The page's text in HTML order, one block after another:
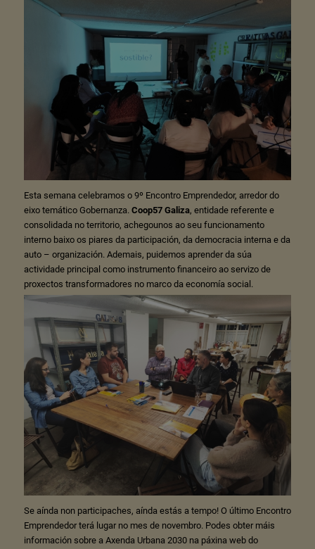
Esta semana celebramos o 9º Encontro Emprendedor, arredor do
eixo temático Gobernanza. Coop57 Galiza, entidade referente e
consolidada no territorio, achegounos ao seu funcionamento
interno baixo os piares da participación, da democracia interna e da
auto – organización. Ademais, puidemos aprender da súa
actividade principal como instrumento financeiro ao servizo de
proxectos transformadores no marco da economía social.
Se aínda non participaches, aínda estás a tempo! O último Encontro
Emprendedor terá lugar no mes de novembro. Podes obter máis
información sobre a Axenda Urbana 2030 na páxina web do